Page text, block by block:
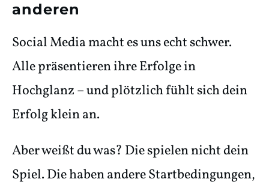
anderen
Social Media macht es uns echt schwer.
Alle präsentieren ihre Erfolge in
Hochglanz – und plötzlich fühlt sich dein
Erfolg klein an.
Aber weißt du was? Die spielen nicht dein
Spiel. Die haben andere Startbedingungen,